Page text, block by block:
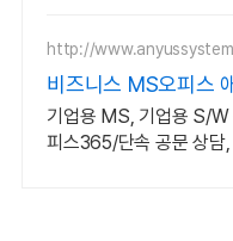
http://
비즈니스 MS오피스
과 소통하는 IT 파트너
기업용 MS, 기업용 S/W
피스365/단속 공문 상담,